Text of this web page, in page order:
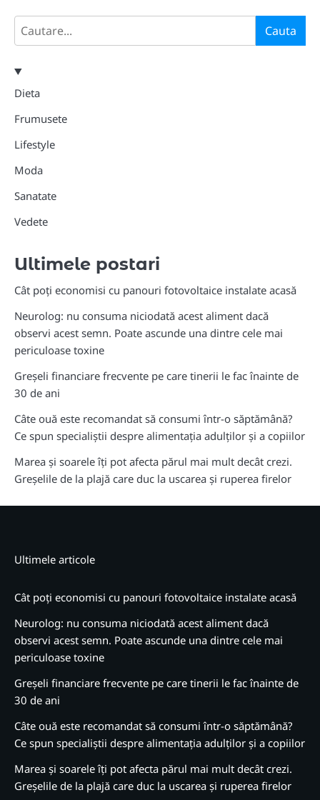
Search Cauta
Dieta
Frumusete
Lifestyle
Moda
Sanatate
Vedete
Ultimele postari
Cât poți economisi cu panouri fotovoltaice instalate acasă
Neurolog: nu consuma niciodată acest aliment dacă
observi acest semn. Poate ascunde una dintre cele mai
periculoase toxine
Greșeli financiare frecvente pe care tinerii le fac înainte de
30 de ani
Câte ouă este recomandat să consumi într-o săptămână?
Ce spun specialiștii despre alimentația adulților și a copiilor
Marea și soarele îți pot afecta părul mai mult decât crezi.
Greșelile de la plajă care duc la uscarea și ruperea firelor
Ultimele articole
Cât poți economisi cu panouri fotovoltaice instalate acasă
Neurolog: nu consuma niciodată acest aliment dacă
observi acest semn. Poate ascunde una dintre cele mai
periculoase toxine
Greșeli financiare frecvente pe care tinerii le fac înainte de
30 de ani
Câte ouă este recomandat să consumi într-o săptămână?
Ce spun specialiștii despre alimentația adulților și a copiilor
Marea și soarele îți pot afecta părul mai mult decât crezi.
Greșelile de la plajă care duc la uscarea și ruperea firelor